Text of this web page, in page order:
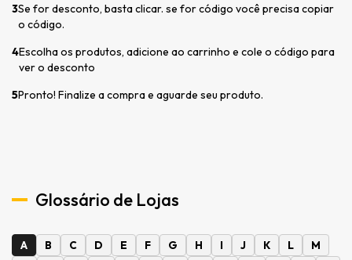
3Se for desconto, basta clicar. se for código você precisa copiar
o código.
4Escolha os produtos, adicione ao carrinho e cole o código para
ver o desconto
5Pronto! Finalize a compra e aguarde seu produto.
Glossário de Lojas
A B C D E F G H I J K L
M